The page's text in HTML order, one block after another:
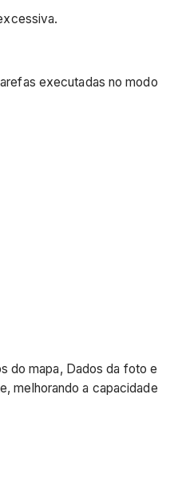
executadas no modo
do mapa, Dados da foto e
melhorando a capacidade